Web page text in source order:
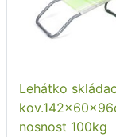
Lehátko
nosnost 100kg